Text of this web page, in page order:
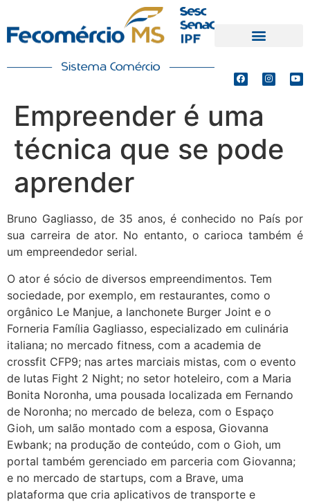
Empreender é uma
técnica que se pode
aprender
Bruno Gagliasso, de 35 anos, é conhecido no País por
sua carreira de ator. No entanto, o carioca também é
um empreendedor serial.
O ator é sócio de diversos empreendimentos. Tem
sociedade, por exemplo, em restaurantes, como o
orgânico Le Manjue, a lanchonete Burger Joint e o
Forneria Família Gagliasso, especializado em culinária
italiana; no mercado fitness, com a academia de
crossfit CFP9; nas artes marciais mistas, com o evento
de lutas Fight 2 Night; no setor hoteleiro, com a Maria
Bonita Noronha, uma pousada localizada em Fernando
de Noronha; no mercado de beleza, com o Espaço
Gioh, um salão montado com a esposa, Giovanna
Ewbank; na produção de conteúdo, com o Gioh, um
portal também gerenciado em parceria com Giovanna;
e no mercado de startups, com a Brave, uma
plataforma que cria aplicativos de transporte e